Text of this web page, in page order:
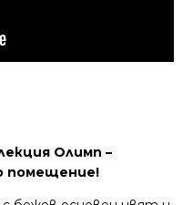
Олимп –
помещение!